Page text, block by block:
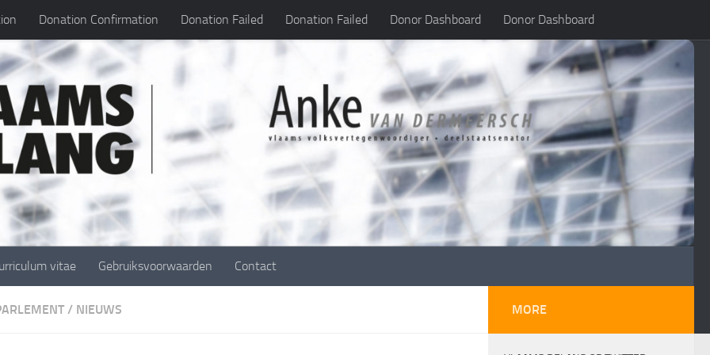
Donation Confirmation Donation Failed Donation Failed Donor Dashboard Donor Dashboard
vitae Gebruiksvoorwaarden Contact
/ NIEUWS MORE